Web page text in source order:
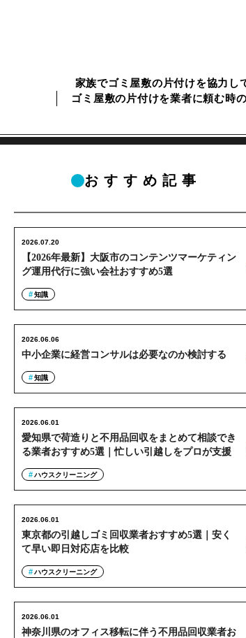
家族でゴミ屋敷の片付けを協力し
ゴミ屋敷の片付けを業者に頼む時
おすすめ記事
【2026年最新】大阪市のコンテンツマーケティン
グ運用代行に強い会社おすすめ5選
2026.07.20
知識
中小企業に経営コンサルは必要なのか検討する
2026.06.06
知識
愛知県で荷造りと不用品回収をまとめて相談でき
る業者おすすめ5選｜忙しい引越しをプロが支援
2026.06.01
ハウスクリーニング
東京都の引越しゴミ回収業者おすすめ5選｜安く
て早い即日対応店を比較
2026.06.01
ハウスクリーニング
神奈川県のオフィス移転に伴う不用品回収業者お
2026.06.01